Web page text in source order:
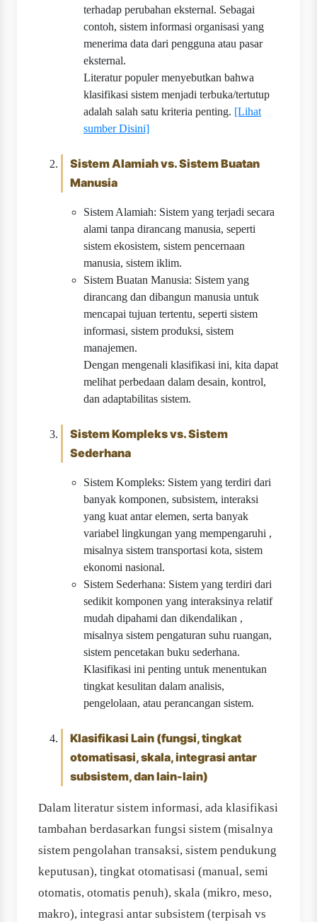
terhadap perubahan eksternal. Sebagai
contoh, sistem informasi organisasi yang
menerima data dari pengguna atau pasar
eksternal.
Literatur populer menyebutkan bahwa
klasifikasi sistem menjadi terbuka/tertutup
adalah salah satu kriteria penting. [Lihat
sumber Disini]
Sistem Alamiah vs. Sistem Buatan
Manusia
Sistem Alamiah: Sistem yang terjadi secara
alami tanpa dirancang manusia, seperti
sistem ekosistem, sistem pencernaan
manusia, sistem iklim.
Sistem Buatan Manusia: Sistem yang
dirancang dan dibangun manusia untuk
mencapai tujuan tertentu, seperti sistem
informasi, sistem produksi, sistem
manajemen.
Dengan mengenali klasifikasi ini, kita dapat
melihat perbedaan dalam desain, kontrol,
dan adaptabilitas sistem.
Sistem Kompleks vs. Sistem
Sederhana
Sistem Kompleks: Sistem yang terdiri dari
banyak komponen, subsistem, interaksi
yang kuat antar elemen, serta banyak
variabel lingkungan yang mempengaruhi ,
misalnya sistem transportasi kota, sistem
ekonomi nasional.
Sistem Sederhana: Sistem yang terdiri dari
sedikit komponen yang interaksinya relatif
mudah dipahami dan dikendalikan ,
misalnya sistem pengaturan suhu ruangan,
sistem pencetakan buku sederhana.
Klasifikasi ini penting untuk menentukan
tingkat kesulitan dalam analisis,
pengelolaan, atau perancangan sistem.
Klasifikasi Lain (fungsi, tingkat
otomatisasi, skala, integrasi antar
subsistem, dan lain-lain)
Dalam literatur sistem informasi, ada klasifikasi
tambahan berdasarkan fungsi sistem (misalnya
sistem pengolahan transaksi, sistem pendukung
keputusan), tingkat otomatisasi (manual, semi
otomatis, otomatis penuh), skala (mikro, meso,
makro), integrasi antar subsistem (terpisah vs